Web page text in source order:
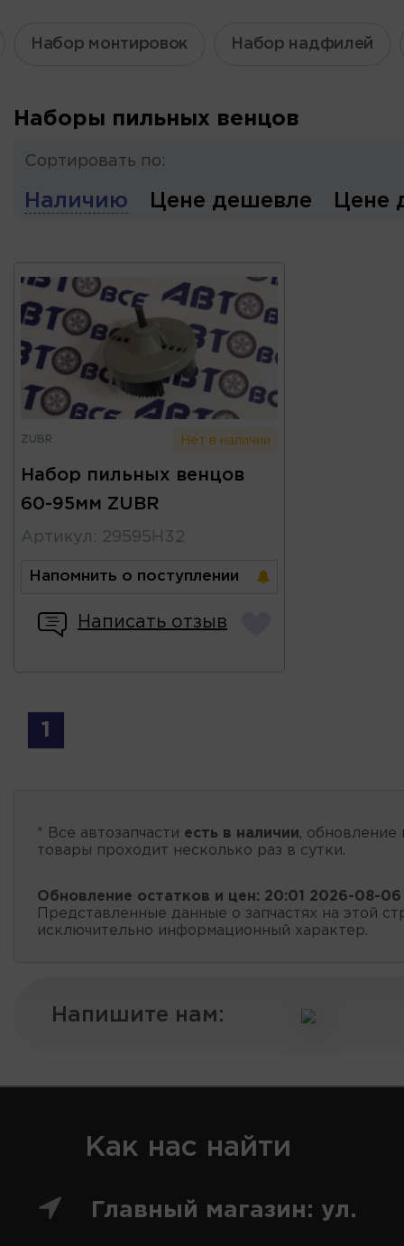
Набор монтировок Набор надфилей
Наборы пильных венцов
Сортировать по:
Наличию Цене дешевле Цене
ZUBR Нет в наличии
Набор пильных венцов
60-95мм ZUBR
Артикул : 29595H32
Напомнить о поступлении
Написать отзыв
1
* Все автозапчасти есть в наличии, обновление
товары проходит несколько раз в сутки.
Обновление остатков и цен: 20:01 2026-08-06
Представленные данные о запчастях на этой
исключительно информационный характер.
Напишите нам:
Как нас найти
Главный магазин: ул.